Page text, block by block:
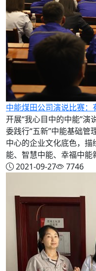
中能煤田公司演说比赛：
开展“我心目中的中能”
委践行“五新”中能基础管
中心的企业文化底色，
能、智慧中能、幸福中
2021-09-27
7746